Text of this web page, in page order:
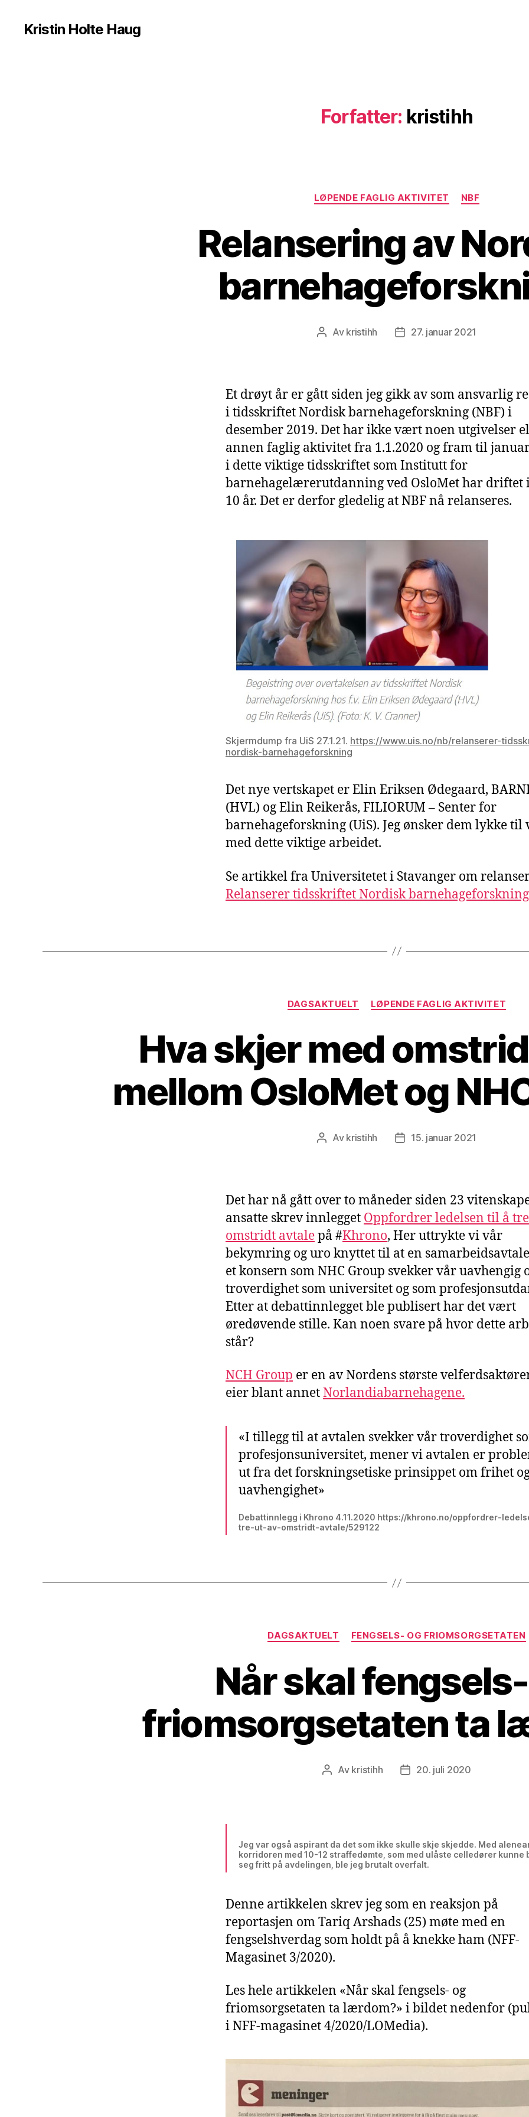
Kristin Holte Haug
Forfatter: kristihh
Kategorier
LØPENDE FAGLIG AKTIVITET NBF
Relansering av
Innleggsforfatter
Av kristihh Publiseringsdato
27. januar 2021
Et drøyt år er gått siden jeg gikk av som ansvarlig
i tidsskriftet Nordisk barnehageforskning (NBF) i
desember 2019. Det har ikke vært noen utgivelser
annen faglig aktivitet fra 1.1.2020 og fram til
i dette viktige tidsskriftet som Institutt for
barnehagelærerutdanning ved OsloMet har driftet
10 år. Det er derfor gledelig at NBF nå relanseres.
Skjermdump fra UiS 27.1.21. https://www.uis.no/nb/relanserer-
nordisk-barnehageforskning
Det nye vertskapet er Elin Eriksen Ødegaard,
(HVL) og Elin Reikerås, FILIORUM – Senter for
barnehageforskning (UiS). Jeg ønsker dem lykke til
med dette viktige arbeidet.
Se artikkel fra Universitetet i Stavanger om
Relanserer tidsskriftet Nordisk
Kategorier
DAGSAKTUELT LØPENDE FAGLIG AKTIVITET
Hva skjer med
mellom OsloMet og
Innleggsforfatter
Av kristihh Publiseringsdato
15. januar 2021
Det har nå gått over to måneder siden 23
ansatte skrev innlegget Oppfordrer ledelsen til å
omstridt avtalepå #Khrono, Her uttrykte vi vår
bekymring og uro knyttet til at en
et konsern som NHC Group svekker vår uavhengig
troverdighet som universitet og som
Etter at debattinnlegget ble publisert har det vært
øredøvende stille. Kan noen svare på hvor dette
står?
NCH Group er en av Nordens største
eier blant annetNorlandiabarnehagene.
«I tillegg til at avtalen svekker vår troverdighet
profesjonsuniversitet, mener vi avtalen er
ut fra det forskningsetiske prinsippet om frihet
uavhengighet»
Debattinnlegg i Khrono 4.11.2020 https://khrono.no/oppfordrer-
tre-ut-av-omstridt-avtale/529122
Kategorier
DAGSAKTUELT FENGSELS- OG FRIOMSORGSETATEN
Når skal
friomsorgsetaten ta
Innleggsforfatter
Av kristihh Publiseringsdato
20. juli 2020
Jeg var også aspirant da det som ikke skulle skje skjedde. Med
korridoren med 10-12 straffedømte, som med ulåste celledører kunne
seg fritt på avdelingen, ble jeg brutalt overfalt.
Denne artikkelen skrev jeg som en reaksjon på
reportasjen om Tariq Arshads (25) møte med en
fengselshverdag som holdt på å knekke ham (NFF-
Magasinet 3/2020).
Les hele artikkelen «Når skal fengsels- og
friomsorgsetaten ta lærdom?» i bildet nedenfor
i NFF-magasinet 4/2020/LOMedia).